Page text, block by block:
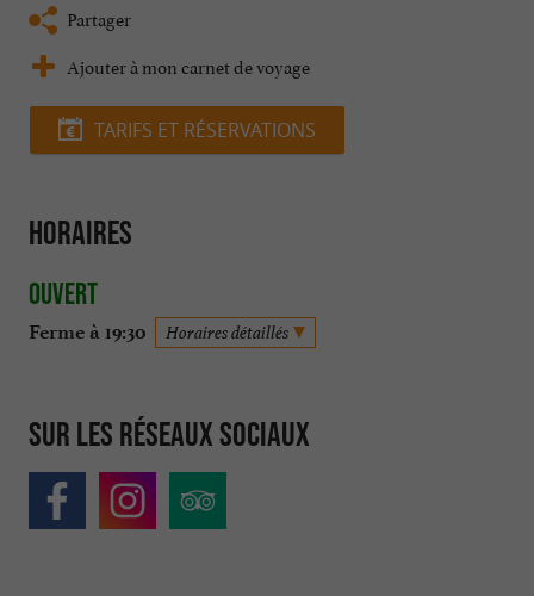
Partager
Ajouter à mon carnet de voyage
TARIFS ET RÉSERVATIONS
Horaires
Ouvert
Ferme à 19:30 Horaires détaillés
Sur les réseaux sociaux